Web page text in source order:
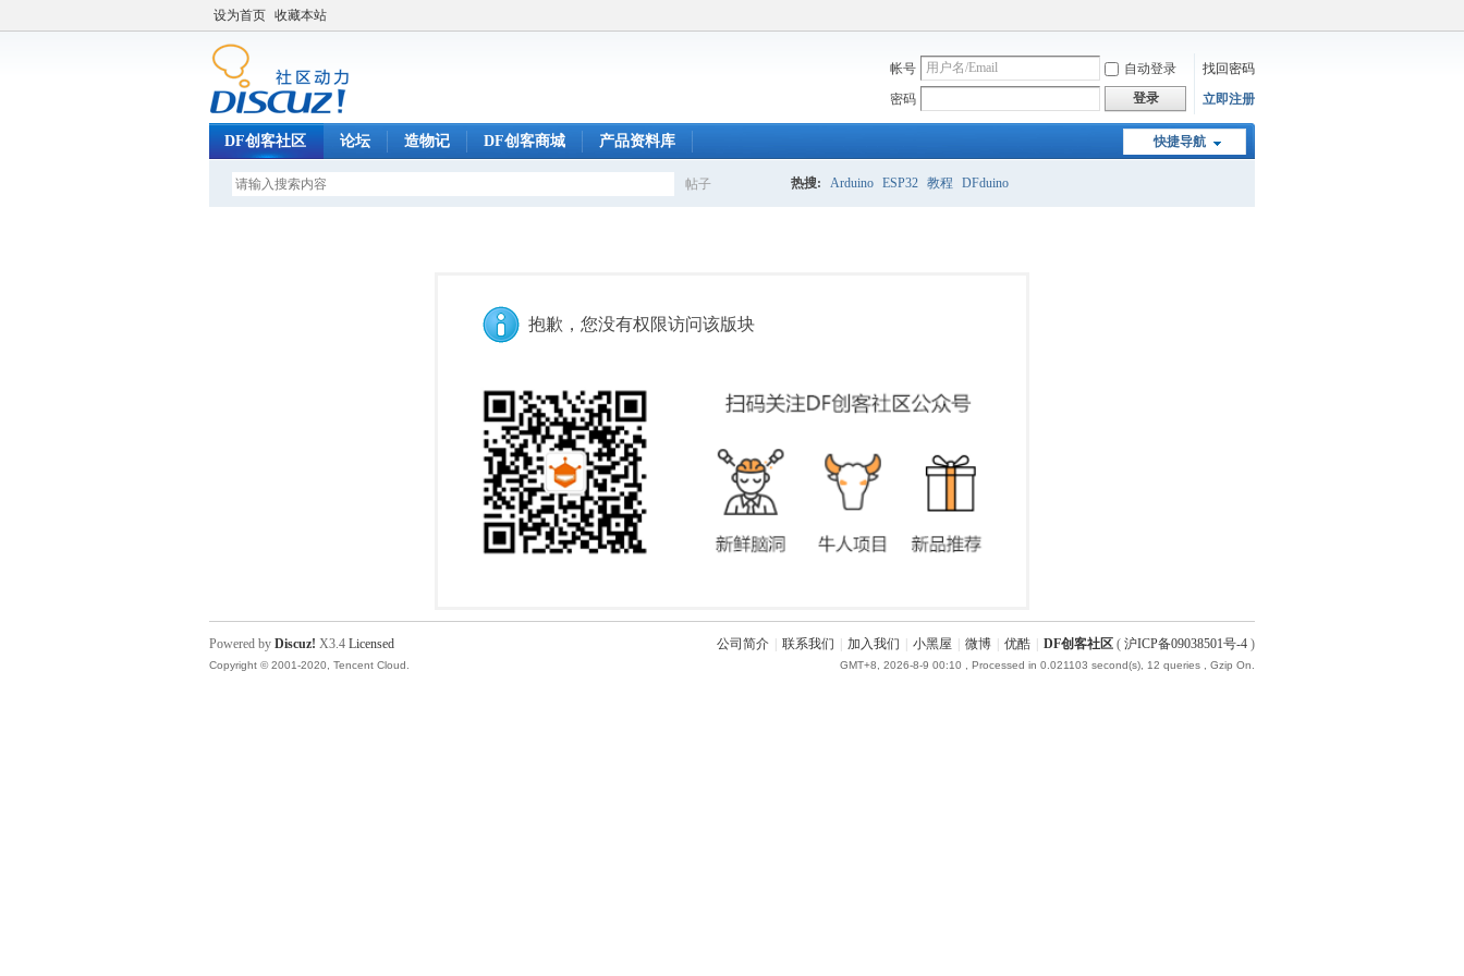
设为首页 收藏本站
帐号 自动登录
找回密码
密码
登录 立即注册
快捷导航
DF创客社区 论坛 造物记 DF创客商城 产品资料库
帖子 热搜: Arduino ESP32 教程 DFduino
抱歉，您没有权限访问该版块
公司简介 联系我们 加入我们 小黑屋 微博 优酷 DF创客社区 ( 沪ICP备09038501号-4 )
GMT+8, 2026-8-9 00:10 , Processed in 0.021103 second(s), 12 queries , Gzip On.
Powered by Discuz! X3.4 Licensed
Copyright © 2001-2020, Tencent Cloud.